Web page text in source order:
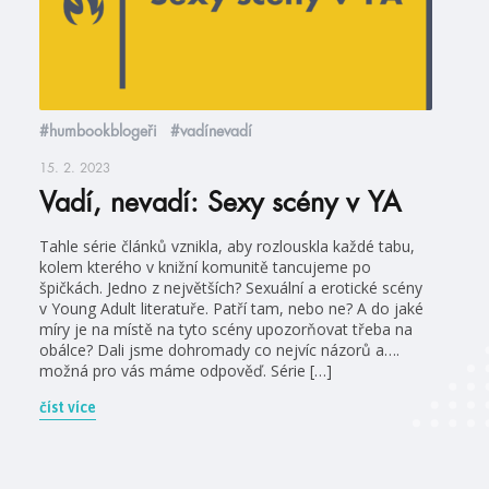
#humbookblogeři #vadínevadí
15. 2. 2023
Vadí, nevadí: Sexy scény v YA
Tahle série článků vznikla, aby rozlouskla každé tabu,
kolem kterého v knižní komunitě tancujeme po
špičkách. Jedno z největších? Sexuální a erotické scény
v Young Adult literatuře. Patří tam, nebo ne? A do jaké
míry je na místě na tyto scény upozorňovat třeba na
obálce? Dali jsme dohromady co nejvíc názorů a….
možná pro vás máme odpověď. Série […]
číst více